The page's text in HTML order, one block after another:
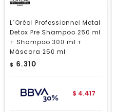
L´Oréal Professionnel Metal
Detox Pre Shampoo 250 ml
+ Shampoo 300 ml +
Máscara 250 ml
$ 6.310
$ 4.417